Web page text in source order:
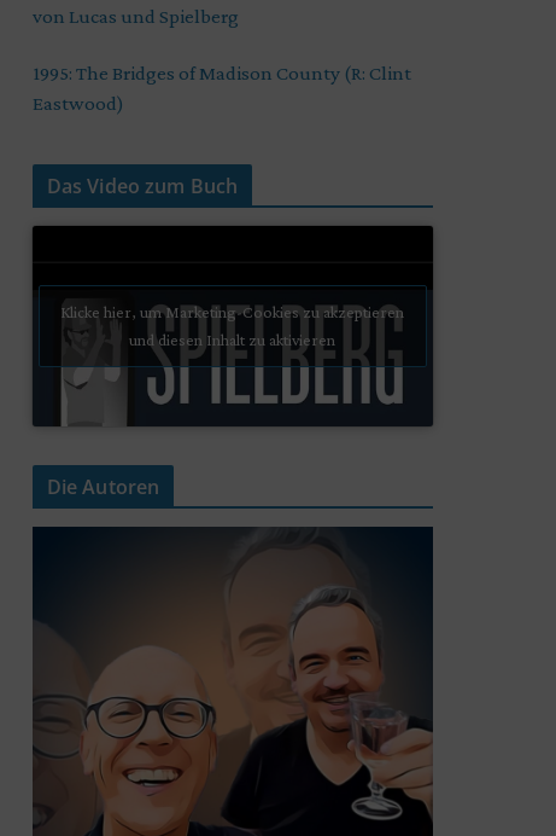
von Lucas und Spielberg
1995: The Bridges of Madison County (R: Clint
Eastwood)
Das Video zum Buch
Klicke hier, um Marketing-Cookies zu akzeptieren
und diesen Inhalt zu aktivieren
Die Autoren